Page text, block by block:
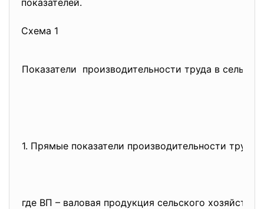
показателей.
Схема 1
Показатели производительности труда в
1. Прямые показатели производительности труда (
где ВП – валовая продукция сельского хозяйства